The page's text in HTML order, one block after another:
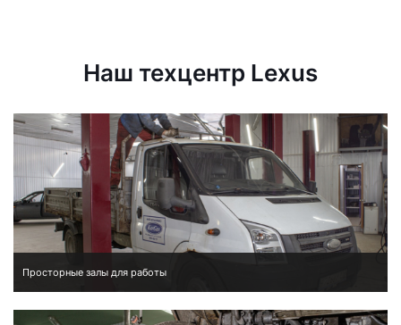
Наш техцентр Lexus
Просторные залы для работы